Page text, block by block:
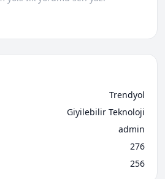
Trendyol
Giyilebilir Teknoloji
admin
276
256